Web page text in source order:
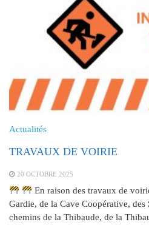
Actualités
TRAVAUX DE VOIRIE
20 OCTOBRE 2025
En raison des travaux de
Gardie, de la Cave Coopérative, des
chemins de la Thibaude, de la